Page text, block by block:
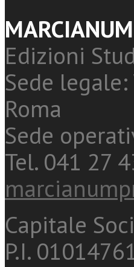
Edizioni
Sede
Roma
Sede
Tel. 041 27
Capitale
P.I.